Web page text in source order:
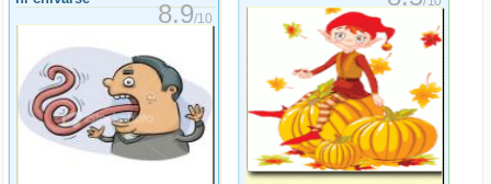
8.9/10